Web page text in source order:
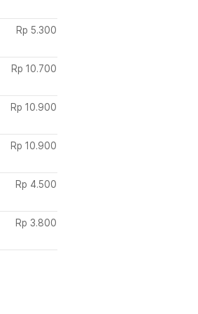
Rp 5.300
Rp 10.700
Rp 10.900
Rp 10.900
Rp 4.500
Rp 3.800